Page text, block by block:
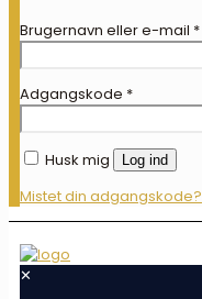
Brugernavn eller e-mail *
Adgangskode *
Husk mig Log ind
Mistet din adgangskode?
✕